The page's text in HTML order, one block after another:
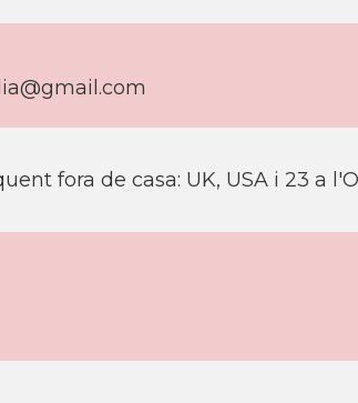
fora de casa: UK, USA i 23 a